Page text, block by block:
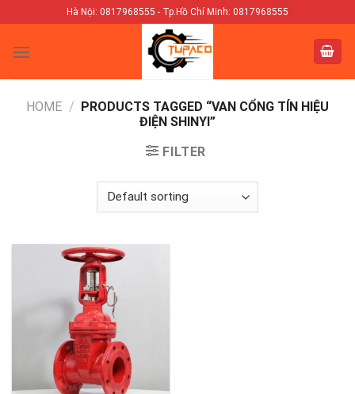
to
content
Hà Nội: 0817968555 - Tp.Hồ Chí Minh: 0817968555
HOME / PRODUCTS TAGGED “VAN CỔNG TÍN HIỆU
ĐIỆN SHINYI”
FILTER